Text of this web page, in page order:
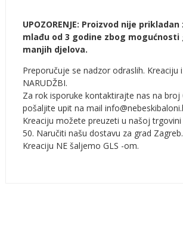
UPOZORENJE: Proizvod nije
mlađu od 3 godine zbog mogućnosti
manjih djelova.
Preporučuje se nadzor odraslih. Kreaciju
NARUDŽBI.
Za rok isporuke kontaktirajte nas na broj
pošaljite upit na mail
Kreaciju možete preuzeti u našoj trgovini
50. Naručiti našu dostavu za grad Zagreb.
Kreaciju NE šaljemo GLS -om.